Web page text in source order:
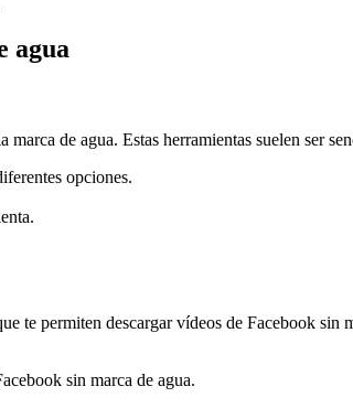
agua
de agua. Estas herramientas suelen ser
opciones.
te permiten descargar vídeos de Facebook
sin marca de agua.